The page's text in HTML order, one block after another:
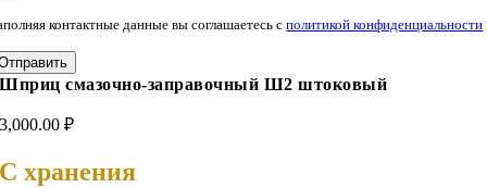
контактные данные вы соглашаетесь сполитикой конфиденциальности
Шприц смазочно-заправочный Ш2 штоковый
3,000.00₽
С хранения